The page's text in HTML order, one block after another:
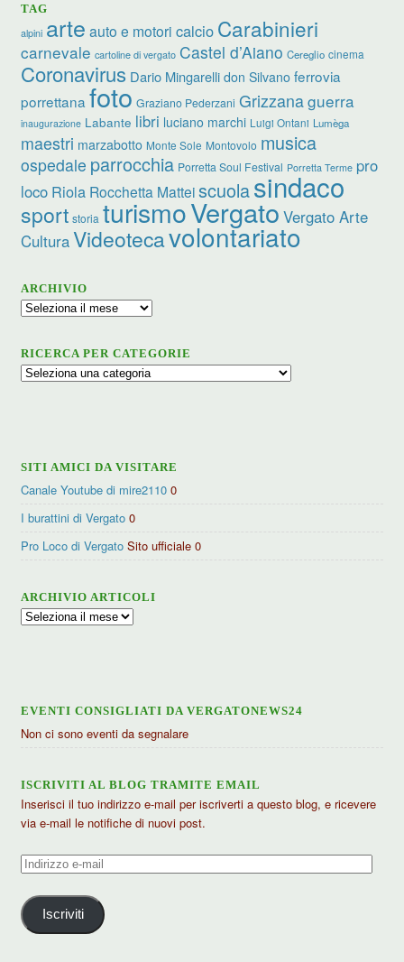
TAG
alpini arte auto e motori calcio Carabinieri
carnevale cartoline di vergato Castel d’Aiano Cereglio cinema
Coronavirus Dario Mingarelli don Silvano ferrovia
porrettana foto Graziano Pederzani Grizzanaguerra
inaugurazione Labante libri luciano marchi Luigi Ontani Lumèga
maestri marzabotto Monte Sole Montovolo musica
ospedale parrocchia Porretta Soul Festival Porretta Terme pro
loco Riola Rocchetta Matteiscuolasindaco
sport storia turismoVergato Vergato Arte
CulturaVideotecavolontariato
ARCHIVIO
Archivio
RICERCA PER CATEGORIE
Ricerca
SITI AMICI DA VISITARE
Canale Youtube di mire2110 0
I burattini di Vergato 0
Pro Loco di Vergato Sito ufficiale 0
ARCHIVIO ARTICOLI
Archivio
EVENTI CONSIGLIATI DA VERGATONEWS24
Non ci sono eventi da segnalare
ISCRIVITI AL BLOG TRAMITE EMAIL
Inserisci il tuo indirizzo e-mail per iscriverti a questo blog, e ricevere
via e-mail le notifiche di nuovi post.
Indirizzo
mail
Iscriviti